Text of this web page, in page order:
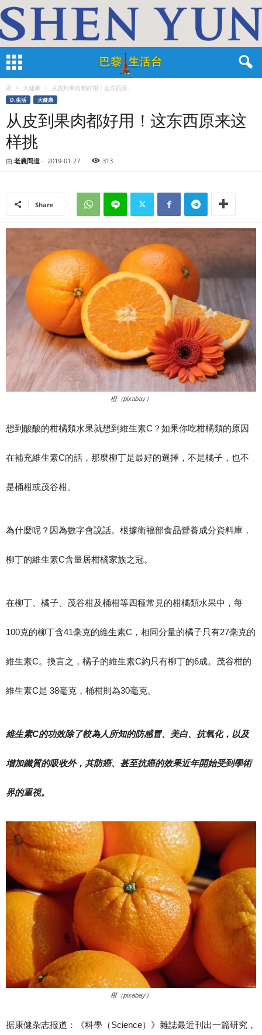
家 大健康 从皮到果肉都好用！这东西原...
D.生活 大健康
从皮到果肉都好用！这东西原来这
样挑
由 老農問道 - 2019-01-27 313
Share
橙（pixabay）
想到酸酸的柑橘類水果就想到維生素C？如果你吃柑橘類的原因
在補充維生素C的話，那麼柳丁是最好的選擇，不是橘子，也不
是桶柑或茂谷柑。
為什麼呢？因為數字會說話。根據衛福部食品營養成分資料庫，
柳丁的維生素C含量居柑橘家族之冠。
在柳丁、橘子、茂谷柑及桶柑等四種常見的柑橘類水果中，每
100克的柳丁含41毫克的維生素C，相同分量的橘子只有27毫克的
維生素C。換言之，橘子的維生素C約只有柳丁的6成。茂谷柑的
維生素C是 38毫克，桶柑則為30毫克。
維生素C的功效除了較為人所知的防感冒、美白、抗氧化，以及
增加鐵質的吸收外，其防癌、甚至抗癌的效果近年開始受到學術
界的重視。
橙（pixabay）
据康健杂志报道：《科學（Science）》雜誌最近刊出一篇研究，